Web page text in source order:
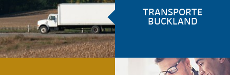
TRANSPORTE
BUCKLAND